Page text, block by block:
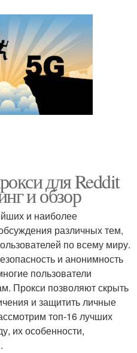
для Reddit
и обзор
и наиболее
различных тем,
по всему миру.
и анонимность
пользователи
Прокси позволяют скрыть
и защитить личные
топ-16 лучших
их особенности,